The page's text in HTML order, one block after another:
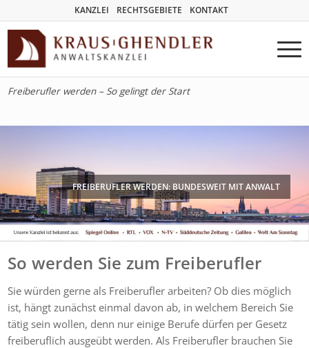
KANZLEI RECHTSGEBIETE KONTAKT
Freiberufler werden – So gelingt der Start
FREIBERUFLER WERDEN: BUNDESWEIT MIT ANWALT
So werden Sie zum Freiberufler
Sie würden gerne als Freiberufler arbeiten? Ob dies möglich
ist, hängt zunächst einmal davon ab, in welchem Bereich Sie
tätig sein wollen, denn nur einige Berufe dürfen per Gesetz
freiberuflich ausgeübt werden. Als Freiberufler brauchen Sie